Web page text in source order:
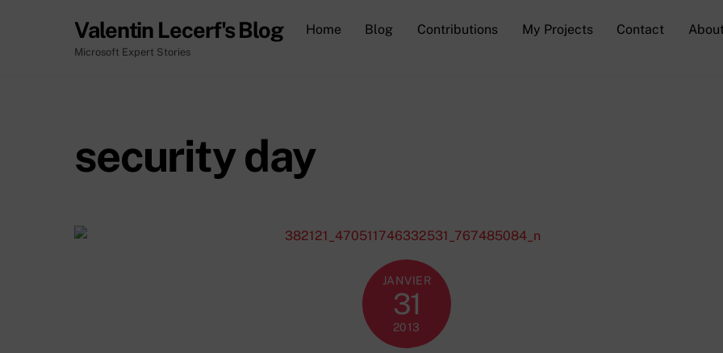
Valentin Lecerf's Blog
Microsoft Expert Stories
Home Blog Contributions My Projects Contact
security day
JANVIER
31
2013